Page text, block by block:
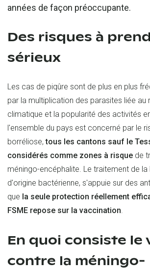
années de façon préoccupante.
Des risques à
sérieux
Les cas de piqûre sont de plus en plus
par la multiplication des parasites liée au
climatique et la popularité des activités
l'ensemble du pays est concerné par le
borréliose,tous les cantons sauf le
considérés comme zones à risque de
méningo-encéphalite. Le traitement de la
d'origine bactérienne, s'appuie sur des
que la seule protection réellement
FSME repose sur la vaccination.
En quoi consiste le
contre la méningo-